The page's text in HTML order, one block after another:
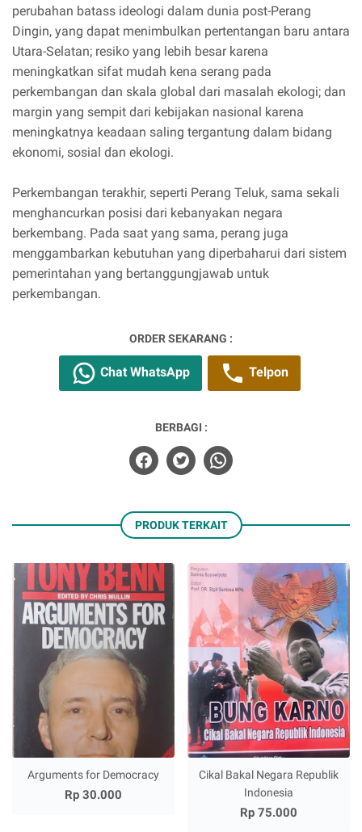
perubahan batass ideologi dalam dunia post-Perang
Dingin, yang dapat menimbulkan pertentangan baru antara
Utara-Selatan; resiko yang lebih besar karena
meningkatkan sifat mudah kena serang pada
perkembangan dan skala global dari masalah ekologi; dan
margin yang sempit dari kebijakan nasional karena
meningkatnya keadaan saling tergantung dalam bidang
ekonomi, sosial dan ekologi.
Perkembangan terakhir, seperti Perang Teluk, sama sekali
menghancurkan posisi dari kebanyakan negara
berkembang. Pada saat yang sama, perang juga
menggambarkan kebutuhan yang diperbaharui dari sistem
pemerintahan yang bertanggungjawab untuk
perkembangan.
ORDER SEKARANG :
Chat WhatsApp Telpon
BERBAGI :
PRODUK TERKAIT
Arguments for Democracy
Rp 30.000
Cikal Bakal Negara Republik
Indonesia
Rp 75.000